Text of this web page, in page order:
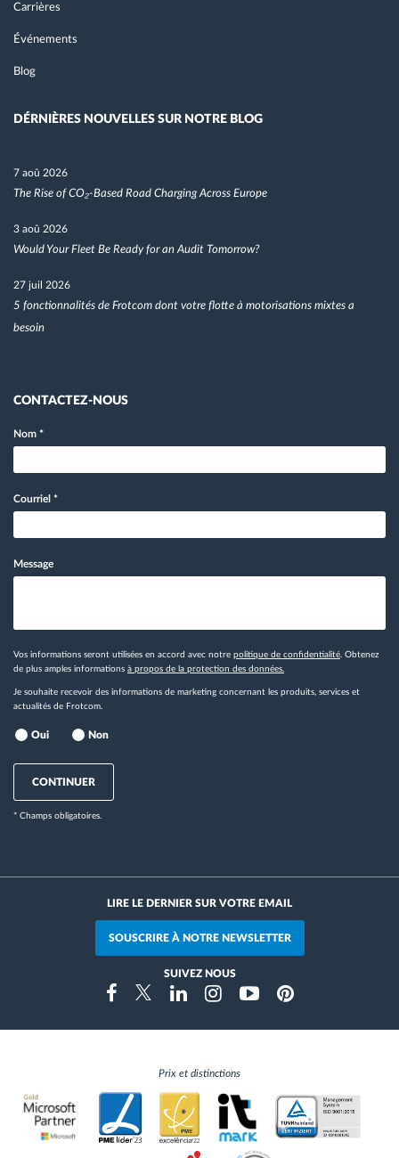
Carrières
Événements
Blog
DÉRNIÈRES NOUVELLES SUR NOTRE BLOG
7 aoû 2026
The Rise of CO₂-Based Road Charging Across Europe
3 aoû 2026
Would Your Fleet Be Ready for an Audit Tomorrow?
27 juil 2026
5 fonctionnalités de Frotcom dont votre flotte à motorisations mixtes a
besoin
CONTACTEZ-NOUS
Nom *
Courriel *
Message
Vos informations seront utilisées en accord avec notre politique de confidentialité . Obtenez
de plus amples informations à propos de la protection des données.
Je souhaite recevoir des informations de marketing concernant les produits, services et
actualités de Frotcom.
Oui Non
CONTINUER
* Champs obligatoires.
LIRE LE DERNIER SUR VOTRE EMAIL
SOUSCRIRE À NOTRE NEWSLETTER
SUIVEZ NOUS
FacebookTwitterLinkedinInstragramYoutubePinterest
Prix et distinctions